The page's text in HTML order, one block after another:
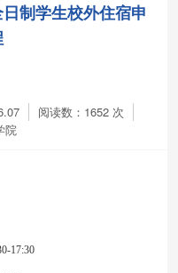
制学生校外住宿申
阅读数： 1652 次
院
17:30